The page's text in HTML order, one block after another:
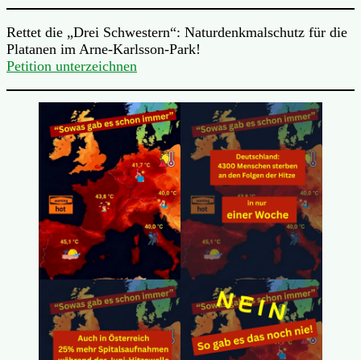
Rettet die „Drei Schwestern“: Naturdenkmalschutz für die
Platanen im Arne-Karlsson-Park!
Petition unterzeichnen